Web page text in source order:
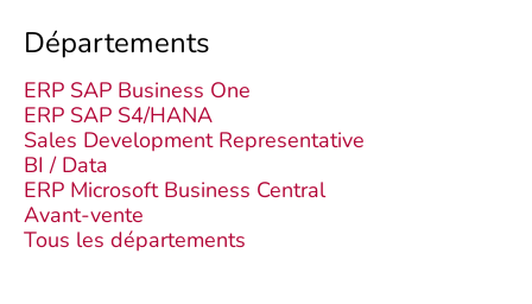
Départements
ERP SAP Business One
ERP SAP S4/HANA
Sales Development Representative
BI / Data
ERP Microsoft Business Central
Avant-vente
Tous les départements